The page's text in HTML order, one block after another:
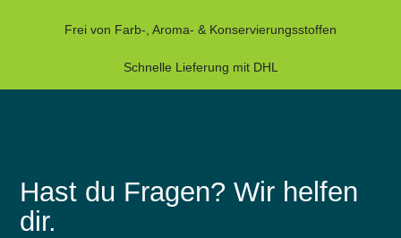
Frei von Farb-, Aroma- & Konservierungsstoffen
Schnelle Lieferung mit DHL
Hast du Fragen? Wir helfen
dir.